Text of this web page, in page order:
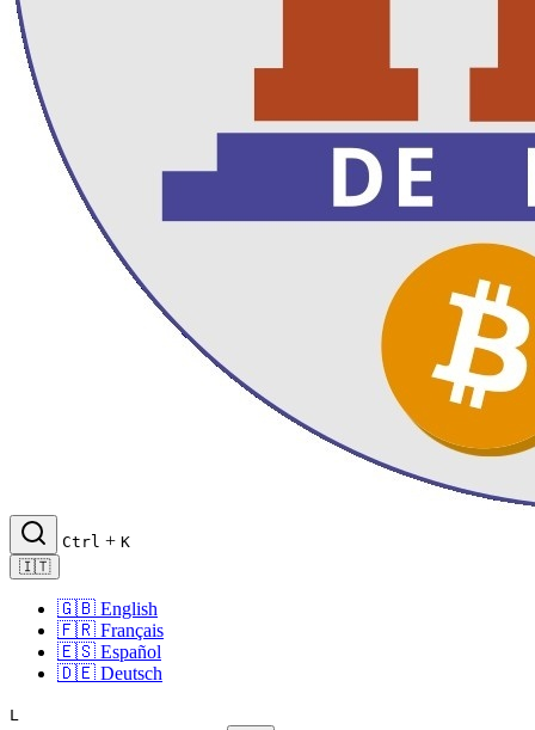
Ctrl + K
🇮🇹
🇬🇧 English
🇫🇷 Français
🇪🇸 Español
🇩🇪 Deutsch
L